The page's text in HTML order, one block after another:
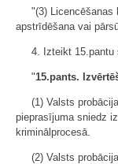
"(3) Licencēšanas
apstrīdēšana vai
4. Izteikt 15.pantu
"15.pants.
(1) Valsts
pieprasījuma sniedz
kriminālprocesā.
(2) Valsts